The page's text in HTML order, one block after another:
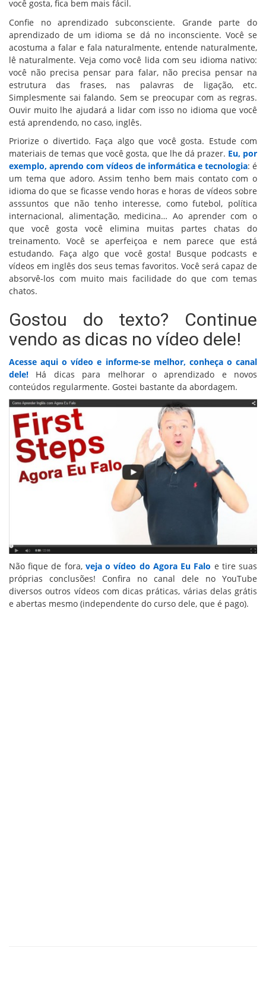
você gosta, fica bem mais fácil.
Confie no aprendizado subconsciente. Grande parte do
aprendizado de um idioma se dá no inconsciente. Você se
acostuma a falar e fala naturalmente, entende naturalmente,
lê naturalmente. Veja como você lida com seu idioma nativo:
você não precisa pensar para falar, não precisa pensar na
estrutura das frases, nas palavras de ligação, etc.
Simplesmente sai falando. Sem se preocupar com as regras.
Ouvir muito lhe ajudará a lidar com isso no idioma que você
está aprendendo, no caso, inglês.
Priorize o divertido. Faça algo que você gosta. Estude com
materiais de temas que você gosta, que lhe dá prazer. Eu, por
exemplo, aprendo com vídeos de informática e tecnologia: é
um tema que adoro. Assim tenho bem mais contato com o
idioma do que se ficasse vendo horas e horas de vídeos sobre
asssuntos que não tenho interesse, como futebol, política
internacional, alimentação, medicina… Ao aprender com o
que você gosta você elimina muitas partes chatas do
treinamento. Você se aperfeiçoa e nem parece que está
estudando. Faça algo que você gosta! Busque podcasts e
vídeos em inglês dos seus temas favoritos. Você será capaz de
absorvê-los com muito mais facilidade do que com temas
chatos.
Gostou do texto? Continue
vendo as dicas no vídeo dele!
Acesse aqui o vídeo e informe-se melhor, conheça o canal
dele! Há dicas para melhorar o aprendizado e novos
conteúdos regularmente. Gostei bastante da abordagem.
Não fique de fora, veja o vídeo do Agora Eu Falo e tire suas
próprias conclusões! Confira no canal dele no YouTube
diversos outros vídeos com dicas práticas, várias delas grátis
e abertas mesmo (independente do curso dele, que é pago).